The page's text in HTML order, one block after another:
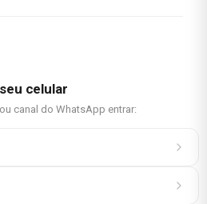
celular
canal do WhatsApp entrar: